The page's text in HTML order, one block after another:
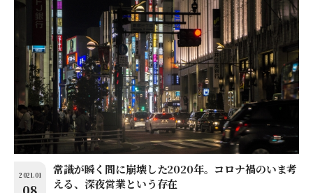
2021.01
08
常識が瞬く間に崩壊した2020年。コロナ禍のいま考
える、深夜営業という存在